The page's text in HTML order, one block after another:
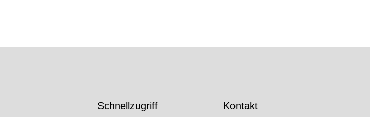
Schnellzugriff Kontakt